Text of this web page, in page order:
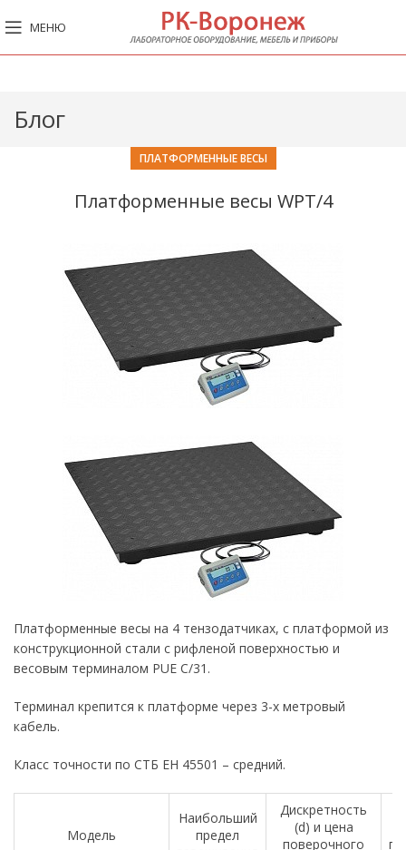
МЕНЮ
Блог
ПЛАТФОРМЕННЫЕ ВЕСЫ
Платформенные весы WPT/4
Платформенные весы на 4 тензодатчиках, с платформой из
конструкционной стали с рифленой поверхностью и
весовым терминалом PUE C/31.
Терминал крепится к платформе через 3-х метровый
кабель.
Класс точности по СТБ ЕН 45501 – средний.
Модель
Наибольший
предел
Дискретность
(d) и цена
поверочного